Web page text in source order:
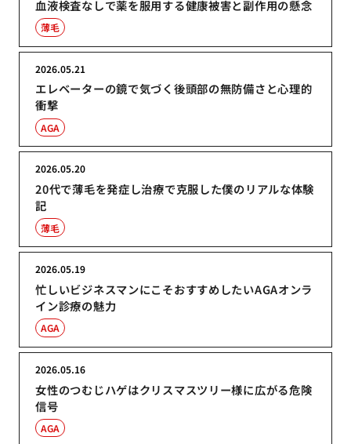
血液検査なしで薬を服用する健康被害と副作用の懸念
薄毛
エレベーターの鏡で気づく後頭部の無防備さと心理的
衝撃
2026.05.21
AGA
20代で薄毛を発症し治療で克服した僕のリアルな体験
記
2026.05.20
薄毛
忙しいビジネスマンにこそおすすめしたいAGAオンラ
イン診療の魅力
2026.05.19
AGA
女性のつむじハゲはクリスマスツリー様に広がる危険
信号
2026.05.16
AGA